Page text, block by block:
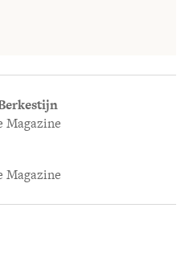
Magazine
Magazine